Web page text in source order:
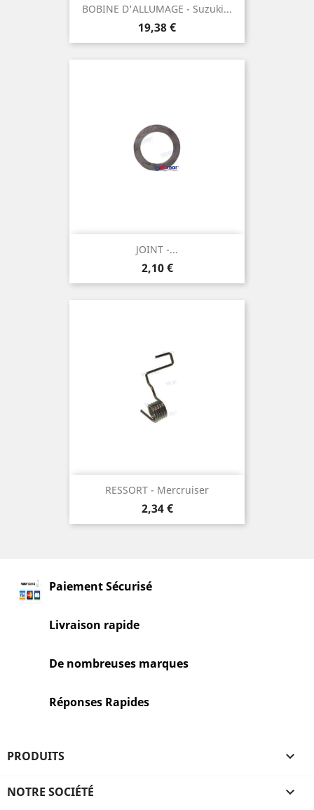
BOBINE D'ALLUMAGE - Suzuki...
Prix
19,38 €
JOINT -...
Prix
2,10 €
RESSORT - Mercruiser
Prix
2,34 €
Paiement Sécurisé
Livraison rapide
De nombreuses marques
Réponses Rapides
PRODUITS 
NOTRE SOCIÉTÉ 